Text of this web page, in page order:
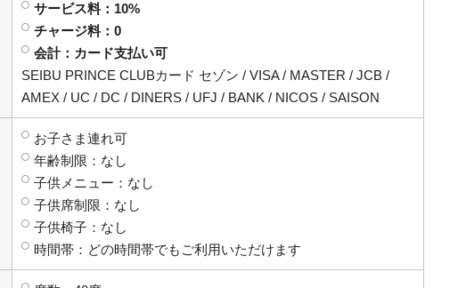
サービス料：10%
チャージ料：0
会計：カード支払い可
SEIBU PRINCE CLUBカード セゾン / VISA / MASTER / JCB /
AMEX / UC / DC / DINERS / UFJ / BANK / NICOS / SAISON
お子さま連れ可
年齢制限：なし
子供メニュー：なし
子供席制限：なし
子供椅子：なし
時間帯：どの時間帯でもご利用いただけます